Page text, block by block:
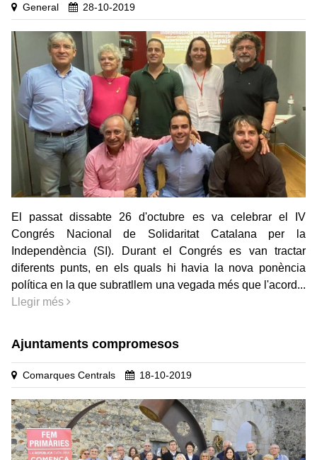
General 28-10-2019
El passat dissabte 26 d'octubre es va celebrar el IV
Congrés Nacional de Solidaritat Catalana per la
Independència (SI). Durant el Congrés es van tractar
diferents punts, en els quals hi havia la nova ponència
política en la que subratllem una vegada més que l'acord...
Llegir més
Ajuntaments compromesos
Comarques Centrals 18-10-2019